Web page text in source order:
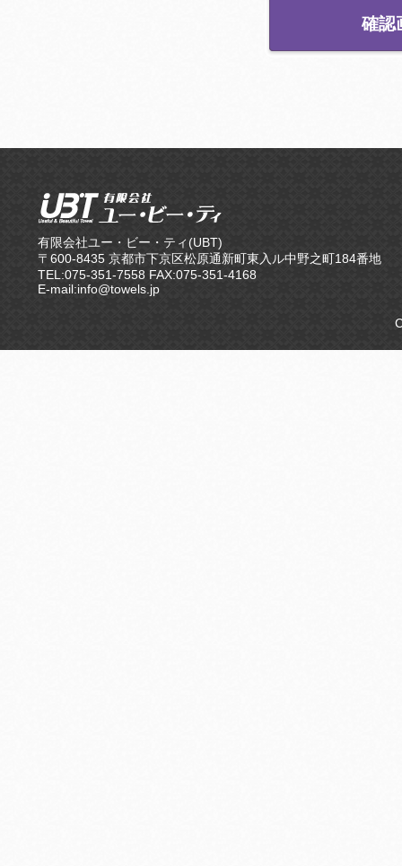
有限会社ユー・ビー・ティ(UBT)
〒600-8435 京都市下京区松原通新町東入ル中野之町184番地
TEL:075-351-7558 FAX:075-351-4168
E-mail:info@towels.jp